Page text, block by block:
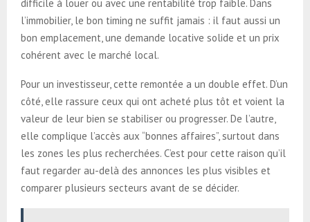
difficile à louer ou avec une rentabilité trop faible. Dans
l’immobilier, le bon timing ne suffit jamais : il faut aussi un
bon emplacement, une demande locative solide et un prix
cohérent avec le marché local.
Pour un investisseur, cette remontée a un double effet. D’un
côté, elle rassure ceux qui ont acheté plus tôt et voient la
valeur de leur bien se stabiliser ou progresser. De l’autre,
elle complique l’accès aux “bonnes affaires”, surtout dans
les zones les plus recherchées. C’est pour cette raison qu’il
faut regarder au-delà des annonces les plus visibles et
comparer plusieurs secteurs avant de se décider.